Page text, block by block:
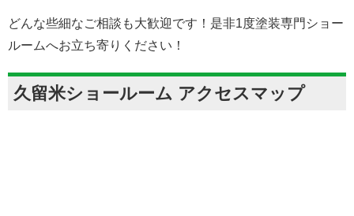
どんな些細なご相談も大歓迎です！是非1度塗装専門ショー
ルームへお立ち寄りください！
久留米ショールーム アクセスマップ